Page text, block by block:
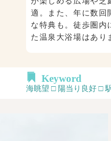
適。また、年に数回
な特典も。徒歩圏内
た温泉大浴場はあり
Keyword
海眺望 □ 陽当り良好 □